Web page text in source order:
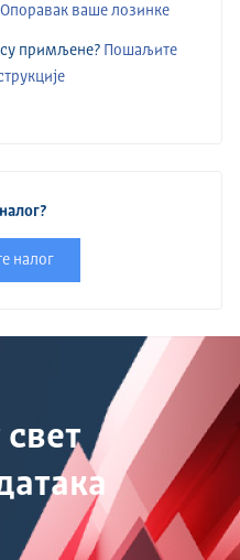
Опоравак ваше лозинке
примљене?
Пошаљите
налог